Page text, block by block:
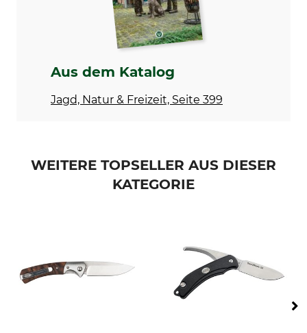
Produkttyp
Jagdmesser
Gewicht
Made in Italy
Aus dem Katalog
Jagd, Natur & Freizeit, Seite 399
WEITERE TOPSELLER AUS DIESER
KATEGORIE